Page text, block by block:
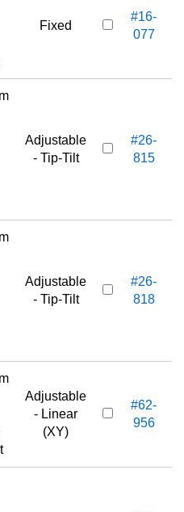
Fixed
#16-
077
Adjustable
- Tip-Tilt
#26-
815
Adjustable
- Tip-Tilt
#26-
818
Adjustable
- Linear
(XY)
#62-
956